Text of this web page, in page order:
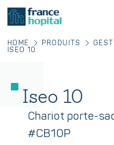
HOME PRODUITS
ISEO 10
Iseo 10
Chariot porte-
#CB10P